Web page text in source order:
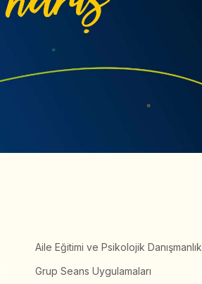
Aile Eğitimi ve Psikolojik Danışmanlık
Grup Seans Uygulamaları